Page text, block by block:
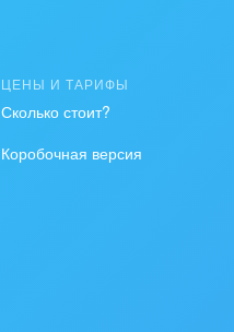
ЦЕНЫ И ТАРИФЫ
Сколько стоит?
Коробочная версия